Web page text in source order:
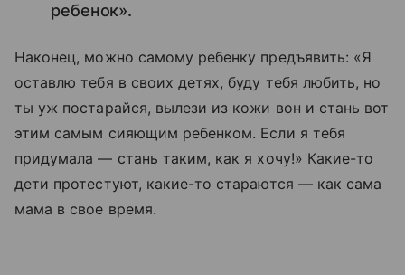
ребенок».
Наконец, можно самому ребенку предъявить: «Я
оставлю тебя в своих детях, буду тебя любить, но
ты уж постарайся, вылези из кожи вон и стань вот
этим самым сияющим ребенком. Если я тебя
придумала — стань таким, как я хочу!» Какие-то
дети протестуют, какие-то стараются — как сама
мама в свое время.